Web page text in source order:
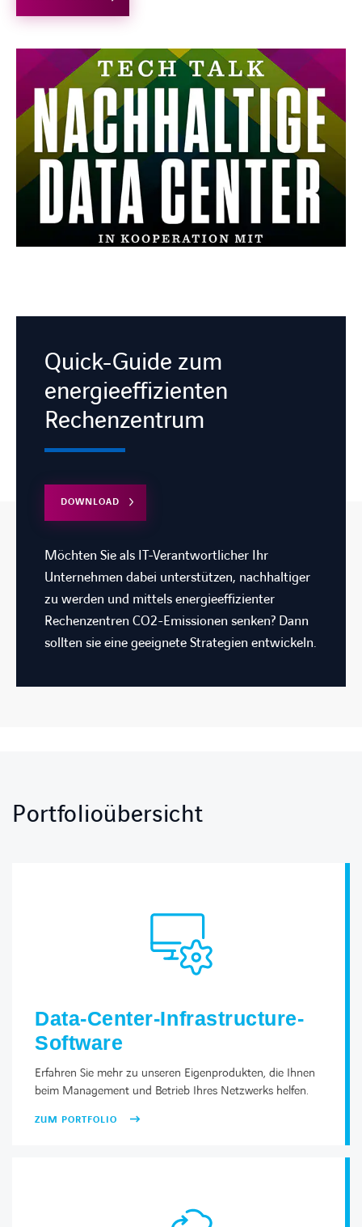
Quick-Guide zum
energieeffizienten
Rechenzentrum
DOWNLOAD
Möchten Sie als IT-Verantwortlicher Ihr
Unternehmen dabei unterstützen, nachhaltiger
zu werden und mittels energieeffizienter
Rechenzentren CO2-Emissionen senken? Dann
sollten sie eine geeignete Strategien entwickeln.
Portfolioübersicht
Data-Center-Infrastructure-
Software
Erfahren Sie mehr zu unseren Eigenprodukten, die Ihnen
beim Management und Betrieb Ihres Netzwerks helfen.
ZUM PORTFOLIO